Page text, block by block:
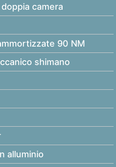
camera
90 NM
shimano
alluminio